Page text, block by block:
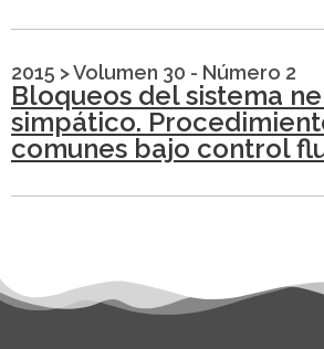
2015 >Volumen 30 - Número 2
Bloqueos del sistema
simpático.
comunes bajo control